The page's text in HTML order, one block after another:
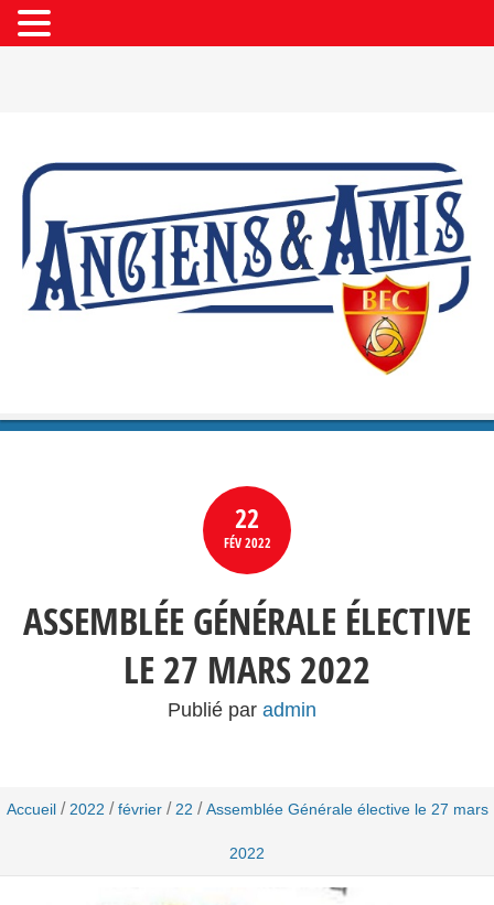
22
FÉV2022
ASSEMBLÉE GÉNÉRALE ÉLECTIVE
LE 27 MARS 2022
Publié par admin
Accueil / 2022 / février / 22 / Assemblée Générale élective le 27 mars
2022